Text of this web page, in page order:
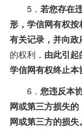
5． 若您存在
形，学信网有权
有关记录，并向
的权利， 由此引起
学信网有权终止本
6． 您违反本
网或第三方损失
网或第三方的损失。